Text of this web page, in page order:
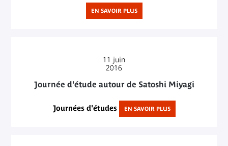
EN SAVOIR PLUS
11 juin
2016
Journée d'étude autour de Satoshi Miyagi
Journées d'études EN SAVOIR PLUS